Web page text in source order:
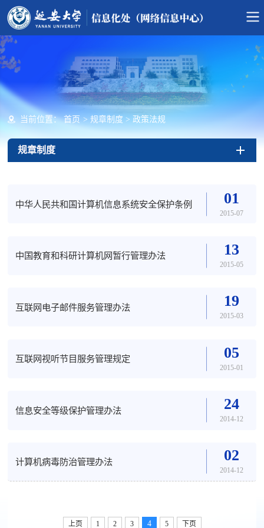
当前位置： 首页 > 规章制度 > 政策法规
规章制度
01
2015-07
中华人民共和国计算机信息系统安全保护条例
13
2015-05
中国教育和科研计算机网暂行管理办法
19
2015-03
互联网电子邮件服务管理办法
05
2015-01
互联网视听节目服务管理规定
24
2014-12
信息安全等级保护管理办法
02
2014-12
计算机病毒防治管理办法
上页 1 2 3 4 5 下页